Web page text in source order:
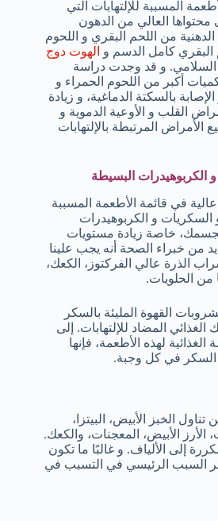
المسببة للإلتهابات التي
محتواها العالي من الدهون
من اللحم البقري و اللحوم
البقري كامل الدسم و الهوت دوج
و السلامي. و قد وجدت دراسة
أن تناول كميات أكبر من اللحوم الحمراء و
بالسكتة الدماغية، و زيادة
القلب و الأوعية الدموية و
الأمراض المرتبطة بالإلتهابات
الكربوهيدرات البسيطة
عالية في قائمة الأطعمة المسببة
السكريات و الكربوهيدرات
خاصة زيادة مستويات
من خبراء الصحة أنه يجب علينا
الذرة عالي الفركتوز، الكعك،
من الحلويات.
القهوة المليئة بالسكر
المضاد للإلتهابات. إلى
لهذه الأطعمة، فإنها
السكر في كل وجبة.
الخبز الأبيض، البيتزا،
الأرز الأبيض، المعجنات، والكعك.
إلى الألياف. و غالبًا ما تكون
السبب الرئيسي في التسبب في